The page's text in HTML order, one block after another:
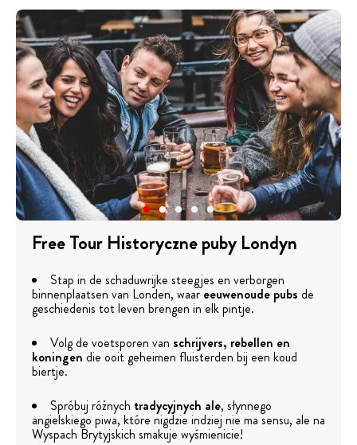
Free Tour Historyczne puby Londyn
Stap in de schaduwrijke steegjes en verborgen
binnenplaatsen van Londen, waareeuwenoude pubs de
geschiedenis tot leven brengen in elk pintje.
Volg de voetsporen van schrijvers, rebellen en
koningen die ooit geheimen fluisterden bij een koud
biertje.
Spróbuj różnych tradycyjnych ale, słynnego
angielskiego piwa, które nigdzie indziej nie ma sensu, ale na
Wyspach Brytyjskich smakuje wyśmienicie!